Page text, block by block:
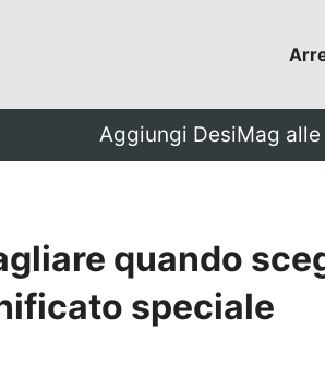
Aggiungi DesiMag
quando
speciale